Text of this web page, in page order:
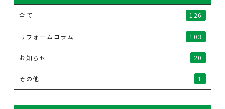
全て 126
リフォームコラム 103
お知らせ 20
その他 1